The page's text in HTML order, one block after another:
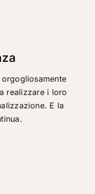
realizzare i loro
E la